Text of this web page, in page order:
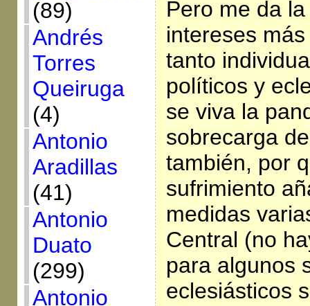
(89)
Andrés
Torres
Queiruga
(4)
Antonio
Aradillas
(41)
Antonio
Duato
(299)
Antonio
Pero me da
intereses
tanto
políticos y
se viva la
sobrecarga
también, por
sufrimiento
medidas
Central (no
para algunos
eclesiásticos